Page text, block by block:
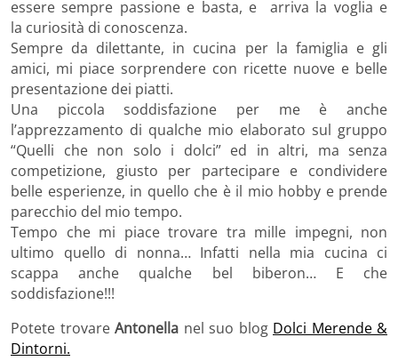
essere sempre passione e basta, e arriva la voglia e
la curiosità di conoscenza.
Sempre da dilettante, in cucina per la famiglia e gli
amici, mi piace sorprendere con ricette nuove e belle
presentazione dei piatti.
Una piccola soddisfazione per me è anche
l’apprezzamento di qualche mio elaborato sul gruppo
“Quelli che non solo i dolci” ed in altri, ma senza
competizione, giusto per partecipare e condividere
belle esperienze, in quello che è il mio hobby e prende
parecchio del mio tempo.
Tempo che mi piace trovare tra mille impegni, non
ultimo quello di nonna… Infatti nella mia cucina ci
scappa anche qualche bel biberon… E che
soddisfazione!!!
Potete trovare Antonella nel suo blog Dolci Merende &
Dintorni.